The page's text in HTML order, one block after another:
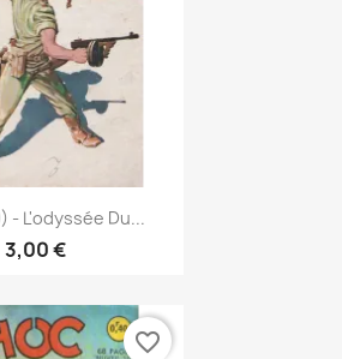
- L'odyssée Du...
3,00 €
favorite_border